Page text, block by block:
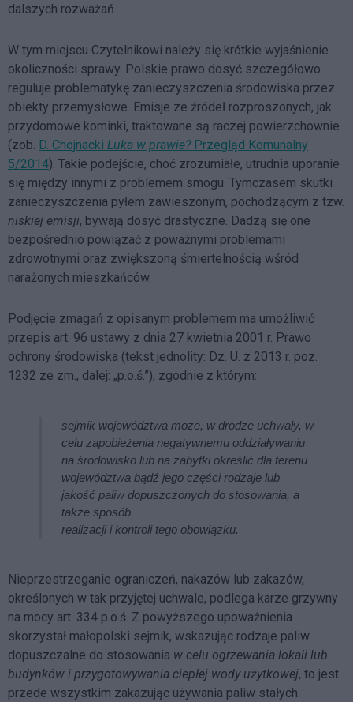
dalszych rozważań.
W tym miejscu Czytelnikowi należy się krótkie wyjaśnienie
okoliczności sprawy. Polskie prawo dosyć szczegółowo
reguluje problematykę zanieczyszczenia środowiska przez
obiekty przemysłowe. Emisje ze źródeł rozproszonych, jak
przydomowe kominki, traktowane są raczej powierzchownie
(zob. D. Chojnacki Luka w prawie?Przegląd Komunalny
5/2014). Takie podejście, choć zrozumiałe, utrudnia uporanie
się między innymi z problemem smogu. Tymczasem skutki
zanieczyszczenia pyłem zawieszonym, pochodzącym z tzw.
niskiej emisji, bywają dosyć drastyczne. Dadzą się one
bezpośrednio powiązać z poważnymi problemami
zdrowotnymi oraz zwiększoną śmiertelnością wśród
narażonych mieszkańców.
Podjęcie zmagań z opisanym problemem ma umożliwić
przepis art. 96 ustawy z dnia 27 kwietnia 2001 r. Prawo
ochrony środowiska (tekst jednolity: Dz. U. z 2013 r. poz.
1232 ze zm., dalej: „p.o.ś.”), zgodnie z którym:
sejmik województwa może, w drodze uchwały, w
celu zapobieżenia negatywnemu oddziaływaniu
na środowisko lub na zabytki określić dla terenu
województwa bądź jego części rodzaje lub
jakość paliw dopuszczonych do stosowania, a
także sposób
realizacji i kontroli tego obowiązku.
Nieprzestrzeganie ograniczeń, nakazów lub zakazów,
określonych w tak przyjętej uchwale, podlega karze grzywny
na mocy art. 334 p.o.ś. Z powyższego upoważnienia
skorzystał małopolski sejmik, wskazując rodzaje paliw
dopuszczalne do stosowania w celu ogrzewania lokali lub
budynków i przygotowywania ciepłej wody użytkowej, to jest
przede wszystkim zakazując używania paliw stałych.